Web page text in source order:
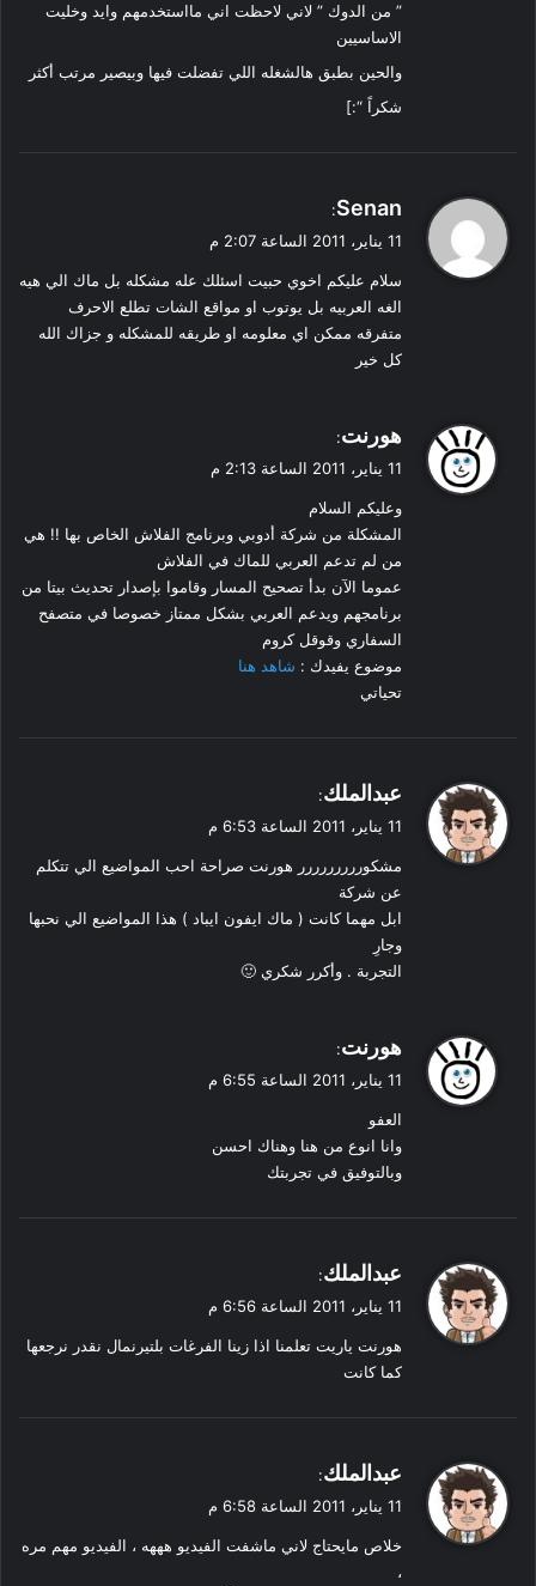
” من الدوك ” لاني لاحظت اني مااستخدمهم وايد وخليت
الاساسيين
والحين بطبق هالشغله اللي تفضلت فيها وبيصير مرتب أكثر
شكراً “:]
ي
ل
Senan
:
11 يناير، 2011 الساعة 2:07 م
سلام عليكم اخوي حبيت اسئلك عله مشكله بل ماك الي هيه
الغه العربيه بل يوتوب او مواقع الشات تطلع الاحرف
متفرقه ممكن اي معلومه او طريقه للمشكله و جزاك الله
كل خير
ل
هورنت:
11 يناير، 2011 الساعة 2:13 م
وعليكم السلام
المشكلة من شركة أدوبي وبرنامج الفلاش الخاص بها !! هي
من لم تدعم العربي للماك في الفلاش
عموما الآن بدأ تصحيح المسار وقاموا بإصدار تحديث بيتا من
برنامجهم ويدعم العربي بشكل ممتاز خصوصا في متصفح
السفاري وقوقل كروم
موضوع يفيدك : شاهد هنا
تحياتي
ي
ل
عبدالملك:
11 يناير، 2011 الساعة 6:53 م
مشكوررررررررر هورنت صراحة احب المواضيع الي تتكلم
عن شركة
ابل مهما كانت ( ماك ايفون ايباد ) هذا المواضيع الي نحبها
وجارِ
التجربة . وأكرر شكري 🙂
ل
هورنت:
11 يناير، 2011 الساعة 6:55 م
العفو
وانا انوع من هنا وهناك احسن
وبالتوفيق في تجربتك
ي
ل
عبدالملك:
11 يناير، 2011 الساعة 6:56 م
هورنت ياريت تعلمنا اذا زينا الفرغات بلتيرنمال نقدر نرجعها
كما كانت
ي
ل
عبدالملك:
11 يناير، 2011 الساعة 6:58 م
خلاص مايحتاج لاني ماشفت الفيديو هههه ، الفيديو مهم مره
،